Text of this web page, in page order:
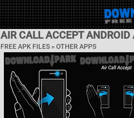
AIR CALL ACCEPT ANDROID
FREE APK FILES » OTHER APPS